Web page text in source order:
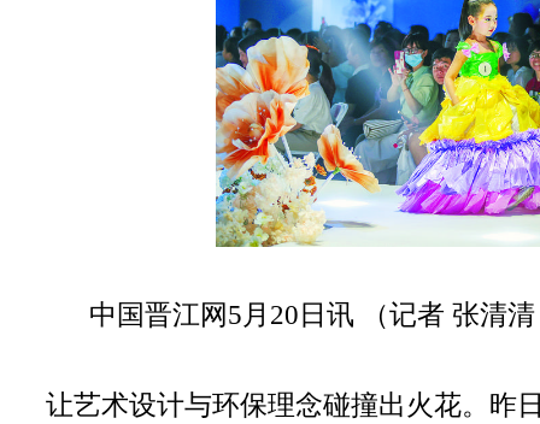
中国晋江网5月20日讯 （记者 张清清
让艺术设计与环保理念碰撞出火花。昨